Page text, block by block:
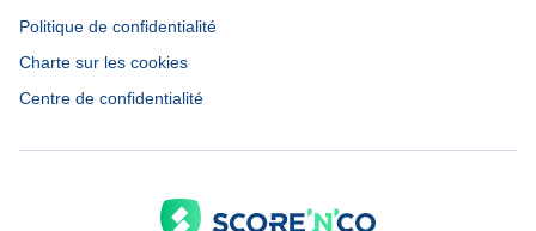
Politique de confidentialité
Charte sur les cookies
Centre de confidentialité